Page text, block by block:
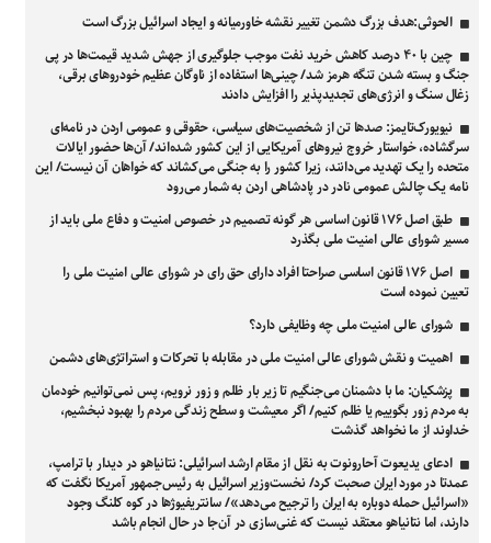
الحوثی:هدف بزرگ دشمن تغییر نقشه خاورمیانه و ایجاد اسرائیل بزرگ است
چین با ۴۰ درصد کاهش خرید نفت موجب جلوگیری از جهش شدید قیمت‌ها در پی
جنگ و بسته شدن تنگه هرمز شد/ چینی‌ها استفاده از ناوگان عظیم خودرو‌های برقی،
زغال سنگ و انرژی‌های تجدیدپذیر را افزایش دادند
نیویورک‌تایمز: صدها تن از شخصیت‌های سیاسی، حقوقی و عمومی اردن در نامه‌ای
سرگشاده، خواستار خروج نیروهای آمریکایی از این کشور شده‌اند/ آن‌ها حضور ایالات
متحده را یک تهدید می‌دانند، زیرا کشور را به جنگی می‌کشاند که خواهان آن نیست/ این
نامه یک چالش عمومی نادر در پادشاهی اردن به شمار می‌رود
طبق اصل ۱۷۶ قانون اساسی هر گونه تصمیم در خصوص امنیت و دفاع ملی باید از
مسیر شورای عالی امنیت ملی بگذرد
اصل ۱۷۶ قانون اساسی صراحتا افراد دارای حق رای در شورای عالی امنیت ملی را
تعیین نموده است
شورای عالی امنیت ملی چه وظایفی دارد؟
اهمیت و نقش شورای عالی امنیت ملی در مقابله با تحرکات و استراتژی‌های دشمن
پزشکیان: ما با دشمنان می‌جنگیم تا زیر بار ظلم و زور نرویم، پس نمی‌توانیم خودمان
به مردم زور بگوییم یا ظلم کنیم/ اگر معیشت و سطح زندگی مردم را بهبود نبخشیم،
خداوند از ما نخواهد گذشت
ادعای یدیعوت آحارونوت به نقل از مقام ارشد اسرائیلی: نتانیاهو در دیدار با ترامپ،
عمدتا در مورد ایران صحبت کرد/ نخست‌وزیر اسرائیل به رئیس‌جمهور آمریکا نگفت که
«اسرائیل حمله دوباره به ایران را ترجیح می‌دهد»/ سانتریفیوژ‌ها در کوه کلنگ وجود
دارند، اما نتانیاهو معتقد نیست که غنی‌سازی در آن‌جا در حال انجام باشد